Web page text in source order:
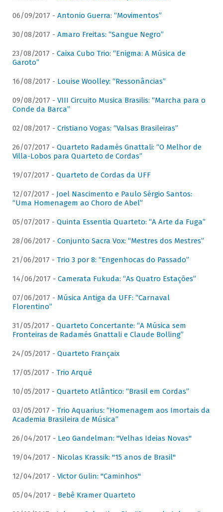
06/09/2017 - Antonio Guerra: “Movimentos”
30/08/2017 - Amaro Freitas: “Sangue Negro”
23/08/2017 - Caixa Cubo Trio: “Enigma: A Música de
Garoto”
16/08/2017 - Louise Woolley: “Ressonâncias”
09/08/2017 - VIII Circuito Musica Brasilis: “Marcha para o
Conde da Barca”
02/08/2017 - Cristiano Vogas: “Valsas Brasileiras”
26/07/2017 - Quarteto Radamés Gnattali: “O Melhor de
Villa-Lobos para Quarteto de Cordas”
19/07/2017 - Quarteto de Cordas da UFF
12/07/2017 - Joel Nascimento e Paulo Sérgio Santos:
“Uma Homenagem ao Choro de Abel”
05/07/2017 - Quinta Essentia Quarteto: “A Arte da Fuga”
28/06/2017 - Conjunto Sacra Vox: “Mestres dos Mestres”
21/06/2017 - Trio 3 por 8: “Engenhocas do Passado”
14/06/2017 - Camerata Fukuda: “As Quatro Estações”
07/06/2017 - Música Antiga da UFF: “Carnaval
Florentino”
31/05/2017 - Quarteto Concertante: “A Música sem
Fronteiras de Radamés Gnattali e Claude Bolling”
24/05/2017 - Quarteto Françaix
17/05/2017 - Trio Arqué
10/05/2017 - Quarteto Atlântico: “Brasil em Cordas”
03/05/2017 - Trio Aquarius: “Homenagem aos Imortais da
Academia Brasileira de Música”
26/04/2017 - Leo Gandelman: "Velhas Ideias Novas"
19/04/2017 - Nicolas Krassik: "15 anos de Brasil"
12/04/2017 - Victor Gulin: "Caminhos"
05/04/2017 - Bebê Kramer Quarteto